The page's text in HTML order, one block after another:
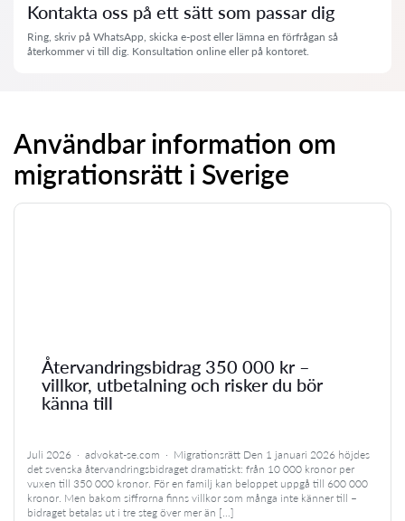
Kontakta oss på ett sätt som passar dig
Ring, skriv på WhatsApp, skicka e-post eller lämna en förfrågan så
återkommer vi till dig. Konsultation online eller på kontoret.
Användbar information om
migrationsrätt i Sverige
Återvandringsbidrag 350 000 kr –
villkor, utbetalning och risker du bör
känna till
Juli 2026 · advokat-se.com · Migrationsrätt Den 1 januari 2026 höjdes
det svenska återvandringsbidraget dramatiskt: från 10 000 kronor per
vuxen till 350 000 kronor. För en familj kan beloppet uppgå till 600 000
kronor. Men bakom siffrorna finns villkor som många inte känner till –
bidraget betalas ut i tre steg över mer än […]